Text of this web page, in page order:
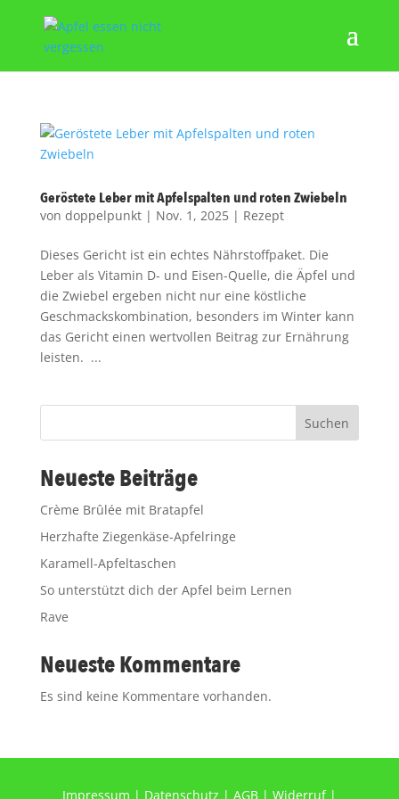
Geröstete Leber mit Apfelspalten und roten Zwiebeln
von doppelpunkt| Nov. 1, 2025| Rezept
Dieses Gericht ist ein echtes Nährstoffpaket. Die
Leber als Vitamin D- und Eisen-Quelle, die Äpfel und
die Zwiebel ergeben nicht nur eine köstliche
Geschmackskombination, besonders im Winter kann
das Gericht einen wertvollen Beitrag zur Ernährung
leisten. ...
Suchen
Neueste Beiträge
Crème Brûlée mit Bratapfel
Herzhafte Ziegenkäse-Apfelringe
Karamell-Apfeltaschen
So unterstützt dich der Apfel beim Lernen
Rave
Neueste Kommentare
Es sind keine Kommentare vorhanden.
Impressum | Datenschutz | AGB| Widerruf|